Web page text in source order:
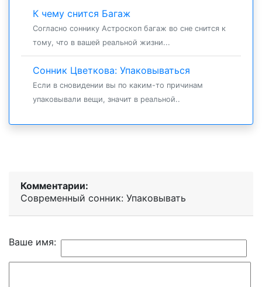
К чему снится Багаж
Согласно соннику Астроскоп багаж во сне снится к
тому, что в вашей реальной жизни...
Сонник Цветкова: Упаковываться
Если в сновидении вы по каким-то причинам
упаковывали вещи, значит в реальной..
Комментарии:
Современный сонник: Упаковывать
Ваше имя: